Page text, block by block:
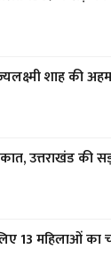
शाह की
उत्तराखंड की
13 महिलाओं का